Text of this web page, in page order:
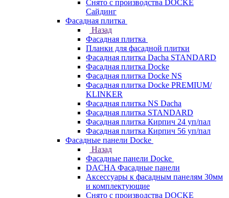
Снято с производства DOCKE
Сайдинг
Фасадная плитка
Назад
Фасадная плитка
Планки для фасадной плитки
Фасадная плитка Dacha STANDARD
Фасадная плитка Docke
Фасадная плитка Docke NS
Фасадная плитка Docke PREMIUM/
KLINKER
Фасадная плитка NS Dacha
Фасадная плитка STANDARD
Фасадная плитка Кирпич 24 уп/пал
Фасадная плитка Кирпич 56 уп/пал
Фасадные панели Docke
Назад
Фасадные панели Docke
DACHA Фасадные панели
Аксессуары к фасадным панелям 30мм
и комплектующие
Снято с производства DOCKE